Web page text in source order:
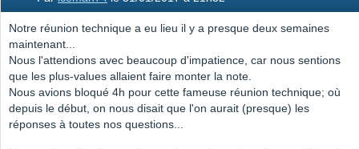
Notre réunion technique a eu lieu il y a presque deux semaines
maintenant...
Nous l'attendions avec beaucoup d'impatience, car nous sentions
que les plus-values allaient faire monter la note.
Nous avions bloqué 4h pour cette fameuse réunion technique; où
depuis le début, on nous disait que l'on aurait (presque) les
réponses à toutes nos questions...